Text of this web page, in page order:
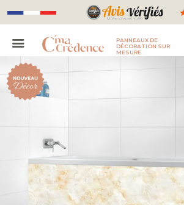
PANNEAUX DE
DÉCORATION SUR
MESURE